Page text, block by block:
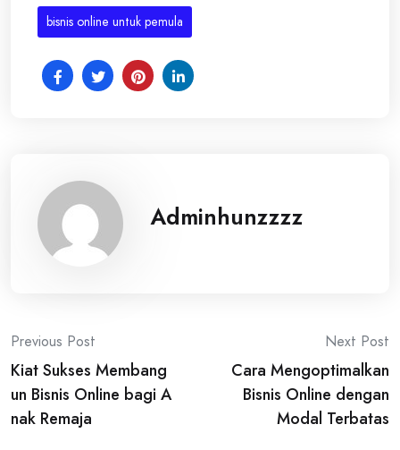
bisnis online untuk pemula
Adminhunzzzz
Post
navigation
Previous Post
Kiat Sukses Membang
un Bisnis Online bagi A
nak Remaja
Next Post
Cara Mengoptimalkan
Bisnis Online dengan
Modal Terbatas